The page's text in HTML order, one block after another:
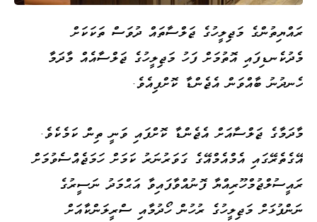
ރައްޔިތުންގެ މަޖިލީހުގެ ޖަލްސާތައް ދުވަސް ތަކަކަށް
މެދުކެނޑިފައި އޮތުމަށް ފަހު މަޖިލީހުގެ ޖަލްސާއެއް މާދަމާ
ހެނދުނު ބާއްވަން އެޖެންޑާ ކޮށްފިއެވެ.
މާދަމާގެ ޖަލްސާއަށް އެޖެންޑާ ކޮށްފައި ވަނީ ތިން ކަމެކެވެ.
އޭގެތެރޭގައި އެމްއެމްއޭގެ ގަވަރުނަރު ކަމަށް ހަމަޖެއްސެވުމަށް
ރައީސުލްޖުމްހޫރިއްޔާ ފޮނުއްވާފައިވާ އަޙްމަދު ނަސީރުގެ
ނަންފުޅަށް މަޖިލީހުގެ ރުހުން ހޯދުމާއި ސްރީލަންކާއަށް